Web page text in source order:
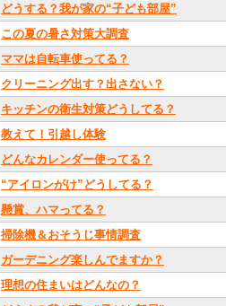
どうする？我が家の“子ども部屋”
この夏の暑さ対策大調査
ママは自転車使ってる？
クリーニング出す？出さない？
キッチンの衛生対策どうしてる？
教えて！引越し体験
どんなカレンダー使ってる？
“アイロンがけ”どうしてる？
懸賞、ハマってる？
掃除機＆おそうじ事情調査
ガーデニング楽しんでますか？
理想の住まいはどんなの？